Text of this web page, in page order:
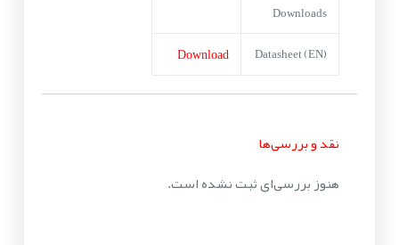
Downloads
Datasheet (EN)
Download
نقد و بررسی‌ها
هنوز بررسی‌ای ثبت نشده است.